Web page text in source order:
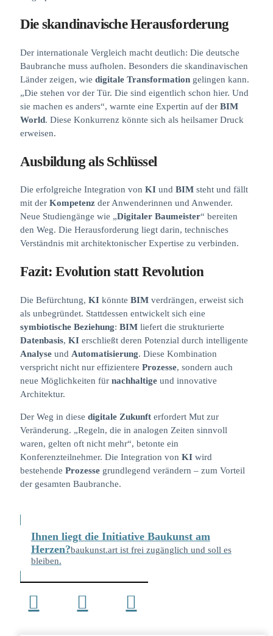
Die skandinavische Herausforderung
Der internationale Vergleich macht deutlich: Die deutsche
Baubranche muss aufholen. Besonders die skandinavischen
Länder zeigen, wie digitale Transformationgelingen kann.
„Die stehen vor der Tür. Die sind eigentlich schon hier. Und
sie machen es anders“, warnte eine Expertin auf der BIM
World. Diese Konkurrenz könnte sich als heilsamer Druck
erweisen.
Ausbildung als Schlüssel
Die erfolgreiche Integration von KIund BIMsteht und fällt
mit der Kompetenzder Anwenderinnen und Anwender.
Neue Studiengänge wie „Digitaler Baumeister“ bereiten
den Weg. Die Herausforderung liegt darin, technisches
Verständnis mit architektonischer Expertise zu verbinden.
Fazit: Evolution statt Revolution
Die Befürchtung, KIkönnte BIMverdrängen, erweist sich
als unbegründet. Stattdessen entwickelt sich eine
symbiotische Beziehung: BIMliefert die strukturierte
Datenbasis, KIerschließt deren Potenzial durch intelligente
Analyseund Automatisierung. Diese Kombination
verspricht nicht nur effizientere Prozesse, sondern auch
neue Möglichkeiten für nachhaltigeund innovative
Architektur.
Der Weg in diese digitale Zukunfterfordert Mut zur
Veränderung. „Regeln, die in analogen Zeiten sinnvoll
waren, gelten oft nicht mehr“, betonte ein
Konferenzteilnehmer. Die Integration von KIwird
bestehende Prozessegrundlegend verändern – zum Vorteil
der gesamten Baubranche.
Ihnen liegt die Initiative Baukunst am
Herzen?baukunst.art ist frei zugänglich und soll es
bleiben.